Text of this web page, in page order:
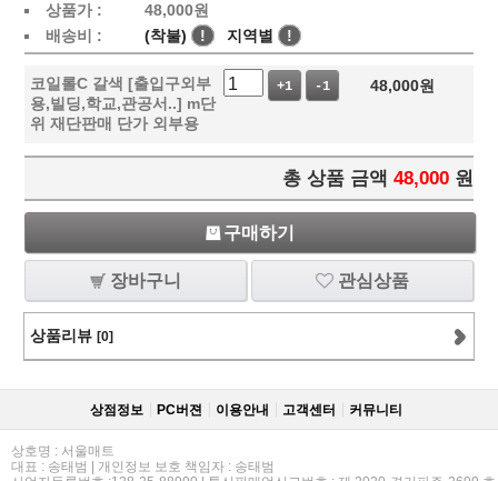
상품가 : 48,000원
배송비 :
(착불) ! 지역별 !
코일롤C 갈색 [출입구외부
용,빌딩,학교,관공서..] m단
위 재단판매 단가 외부용
+1 -1 48,000원
총 상품 금액 48,000 원
구매하기
장바구니 관심상품
상품리뷰 [0]
상점정보 PC버젼 이용안내 고객센터 커뮤니티
상호명 : 서울매트
대표 : 송태범 | 개인정보 보호 책임자 : 송태범